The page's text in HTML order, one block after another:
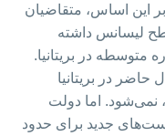
این اساس، متقاضیان
لیسانس داشته
متوسطه در بریتانیا.
در بریتانیا
نمی‌شود. اما دولت
جدید برای حدود